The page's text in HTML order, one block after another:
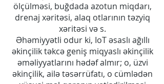
ölçülməsi, buğdada azotun miqdarı,
drenaj xəritəsi, alaq otlarının təzyiq
xəritəsi və s.
Əhəmiyyətli odur ki, IoT əsaslı ağıllı
əkinçilik təkcə geniş miqyaslı əkinçilik
əməliyyatlarını hədəf almır; o, üzvi
əkinçilik, ailə təsərrüfatı, o cümlədən